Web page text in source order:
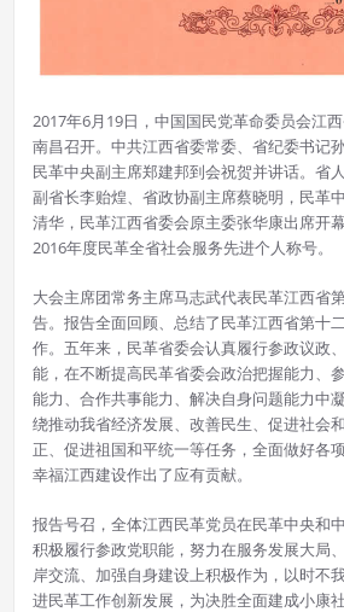
2017年6月19日，中国国民党革命委员会江
南昌召开。中共江西省委常委、省纪委书记
民革中央副主席郑建邦到会祝贺并讲话。省
副省长李贻煌、省政协副主席蔡晓明，民革
清华，民革江西省委会原主委张华康出席开
2016年度民革全省社会服务先进个人称号。
大会主席团常务主席马志武代表民革江西省
告。报告全面回顾、总结了民革江西省第十
作。五年来，民革省委会认真履行参政议政
能，在不断提高民革省委会政治把握能力、
能力、合作共事能力、解决自身问题能力中
绕推动我省经济发展、改善民生、促进社会
正、促进祖国和平统一等任务，全面做好各
幸福江西建设作出了应有贡献。
报告号召，全体江西民革党员在民革中央和
积极履行参政党职能，努力在服务发展大局
岸交流、加强自身建设上积极作为，以时不
进民革工作创新发展，为决胜全面建成小康